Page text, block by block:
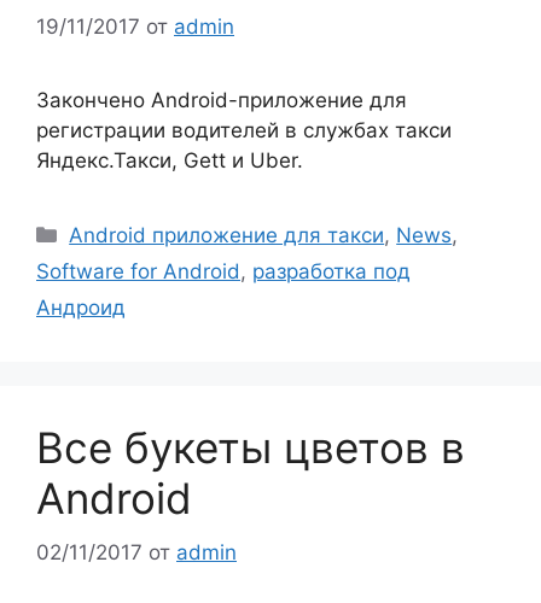
19/11/2017 от admin
Закончено Android-приложение для
регистрации водителей в службах такси
Яндекс.Такси, Gett и Uber.
Рубрики
Android приложение для такси, News,
Software for Android, разработка под
Андроид
Все букеты цветов в
Android
02/11/2017 от admin